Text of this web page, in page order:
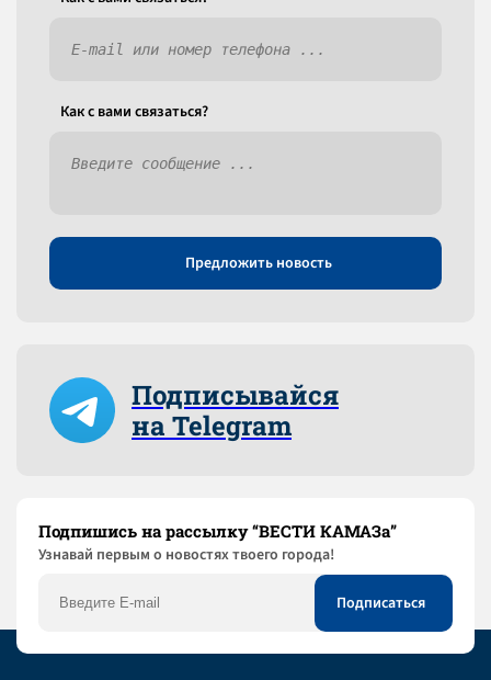
Как c вами связаться?
Предложить новость
Подписывайся
на Telegram
Подпишись на рассылку “ВЕСТИ КАМАЗа”
Узнaвай первым о новостях твоего города!